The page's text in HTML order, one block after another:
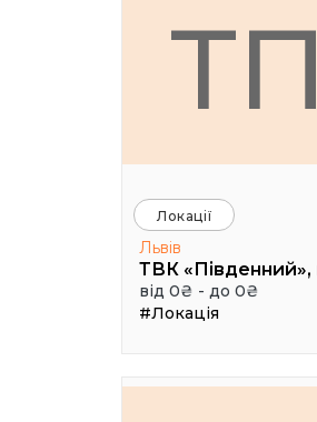
ТП
Локації
Львів
від 0₴ - до 0₴
#Локація